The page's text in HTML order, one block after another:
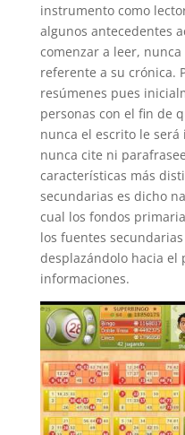
instrumento como
algunos antecedentes
comenzar a leer,
referente a su crónica.
resúmenes pues
personas con el fin de
nunca el escrito le
nunca cite ni
características más
secundarias es dicho
cual los fondos
los fuentes
desplazándolo hacia el
informaciones.